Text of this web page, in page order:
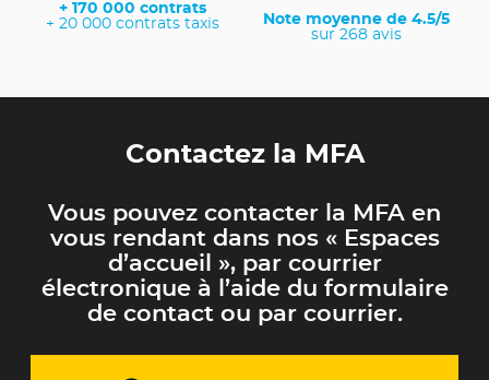
+ 170 000 contrats
+ 20 000 contrats taxis
Note moyenne de 4.5/5
sur 268 avis
Contactez la MFA
Vous pouvez contacter la MFA en
vous rendant dans nos « Espaces
d’accueil », par courrier
électronique à l’aide du formulaire
de contact ou par courrier.